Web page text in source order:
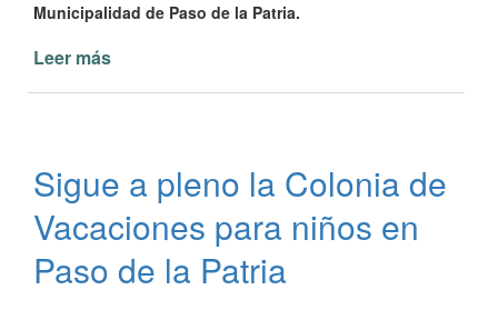
Municipalidad de Paso de la Patria.
Leer más
playas
de
Paso
de
la
Sigue a pleno la Colonia de
Vacaciones para niños en
Paso de la Patria